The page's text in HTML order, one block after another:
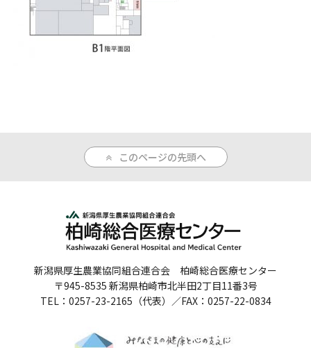
入院のご案内
人間ドックのご案内
反社会的勢力に対する基本方針
院内感染対策指針
サイトマップ
このページの先頭へ
新潟県厚生農業協同組合連合会 柏崎総合医療センター
〒945-8535 新潟県柏崎市北半田2丁目11番3号
TEL：0257-23-2165（代表）／FAX：0257-22-0834